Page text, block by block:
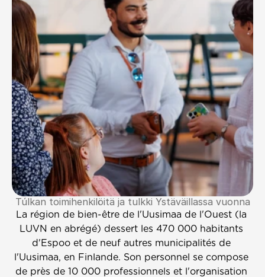
Túlkan toimihenkilöitä ja tulkki Ystäväillassa vuonna
La région de bien-être de l'Uusimaa de l'Ouest (la
LUVN en abrégé) dessert les 470 000 habitants
d'Espoo et de neuf autres municipalités de
l'Uusimaa, en Finlande. Son personnel se compose
de près de 10 000 professionnels et l'organisation